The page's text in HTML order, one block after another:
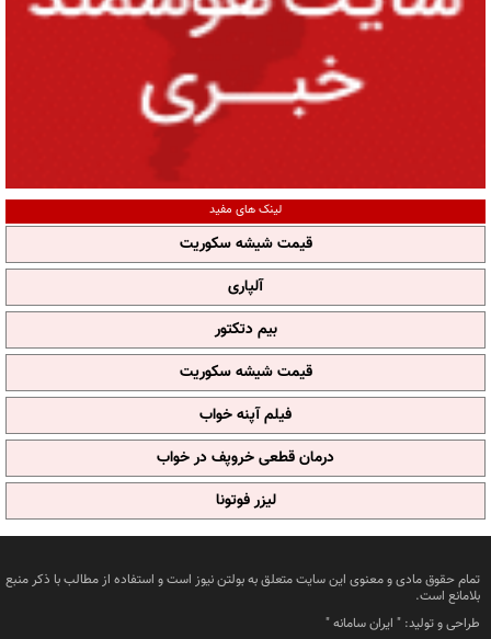
لینک های مفید
قیمت شیشه سکوریت
آلپاری
بیم دتکتور
قیمت شیشه سکوریت
فیلم آپنه خواب
درمان قطعی خروپف در خواب
لیزر فوتونا
تمام حقوق مادی و معنوی این سایت متعلق به بولتن نیوز است و استفاده از مطالب با ذکر منبع
بلامانع است.
طراحی و تولید: " ایران سامانه"